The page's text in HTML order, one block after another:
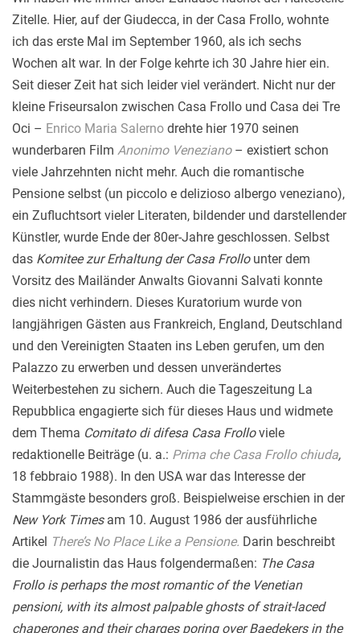
Zitelle. Hier, auf der Giudecca, in der Casa Frollo, wohnte
ich das erste Mal im September 1960, als ich sechs
Wochen alt war. In der Folge kehrte ich 30 Jahre hier ein.
Seit dieser Zeit hat sich leider viel verändert. Nicht nur der
kleine Friseursalon zwischen Casa Frollo und Casa dei Tre
Oci – Enrico Maria Salerno drehte hier 1970 seinen
wunderbaren Film Anonimo Veneziano– existiert schon
viele Jahrzehnten nicht mehr. Auch die romantische
Pensione selbst (un piccolo e delizioso albergo veneziano),
ein Zufluchtsort vieler Literaten, bildender und darstellender
Künstler, wurde Ende der 80er-Jahre geschlossen. Selbst
das Komitee zur Erhaltung der Casa Frollounter dem
Vorsitz des Mailänder Anwalts Giovanni Salvati konnte
dies nicht verhindern. Dieses Kuratorium wurde von
langjährigen Gästen aus Frankreich, England, Deutschland
und den Vereinigten Staaten ins Leben gerufen, um den
Palazzo zu erwerben und dessen unverändertes
Weiterbestehen zu sichern. Auch die Tageszeitung La
Repubblica engagierte sich für dieses Haus und widmete
dem Thema Comitato di difesa Casa Frolloviele
redaktionelle Beiträge (u. a.: Prima che Casa Frollo chiuda,
18 febbraio 1988). In den USA war das Interesse der
Stammgäste besonders groß. Beispielweise erschien in der
New York Timesam 10. August 1986 der ausführliche
Artikel There’s No Place Like a Pensione. Darin beschreibt
die Journalistin das Haus folgendermaßen: The Casa
Frollo is perhaps the most romantic of the Venetian
pensioni, with its almost palpable ghosts of strait-laced
chaperones and their charges poring over Baedekers in the